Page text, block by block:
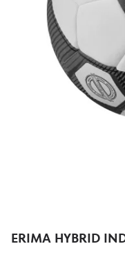
ERIMA HYBRID